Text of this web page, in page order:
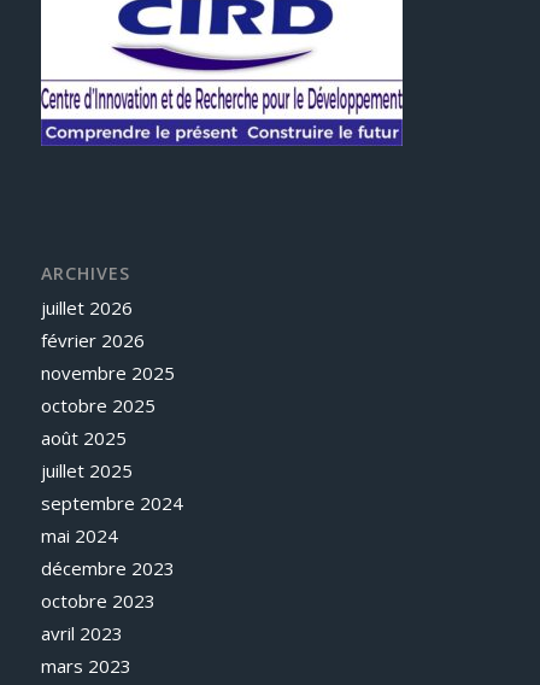
ARCHIVES
juillet 2026
février 2026
novembre 2025
octobre 2025
août 2025
juillet 2025
septembre 2024
mai 2024
décembre 2023
octobre 2023
avril 2023
mars 2023